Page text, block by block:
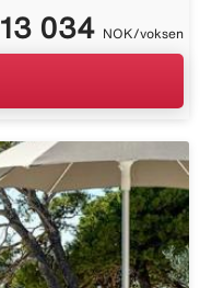
13 034 NOK/voksen